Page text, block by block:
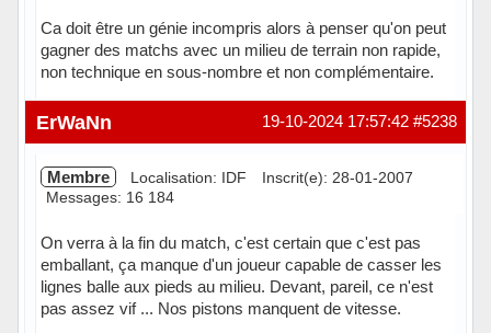
Ca doit être un génie incompris alors à penser qu'on peut
gagner des matchs avec un milieu de terrain non rapide,
non technique en sous-nombre et non complémentaire.
Hors ligne #5238
19-10-2024 17:57:42
ErWaNn
Membre Localisation: IDF
Inscrit(e): 28-01-2007
Messages: 16 184
On verra à la fin du match, c'est certain que c'est pas
emballant, ça manque d'un joueur capable de casser les
lignes balle aux pieds au milieu. Devant, pareil, ce n'est
pas assez vif ... Nos pistons manquent de vitesse.